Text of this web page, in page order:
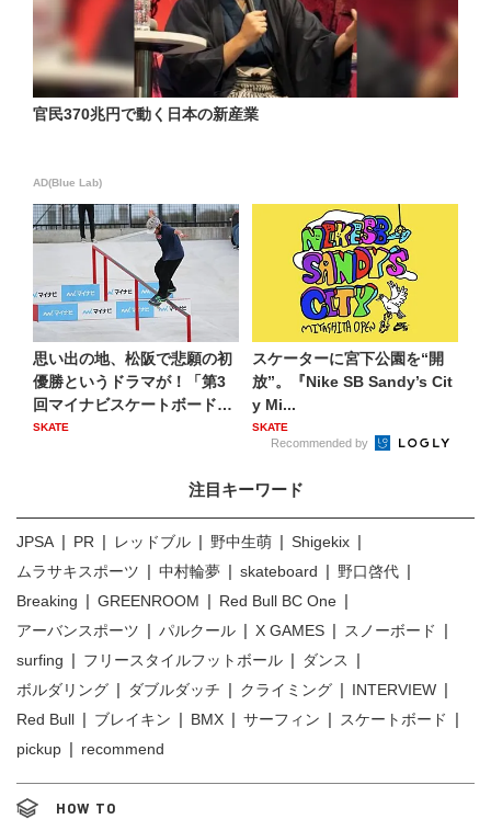
官民370兆円で動く日本の新産業
AD(Blue Lab)
思い出の地、松阪で悲願の初
優勝というドラマが！「第3
回マイナビスケートボード日
本...
SKATE
スケーターに宮下公園を“開
放”。『Nike SB Sandy’s Cit
y Mi...
SKATE
Recommended by
注目キーワード
JPSA PR レッドブル 野中生萌
Shigekix
ムラサキスポーツ
中村輪夢 skateboard
野口啓代
Breaking
GREENROOM
Red Bull BC One
アーバンスポーツ
パルクール X GAMES
スノーボード
surfing
フリースタイルフットボール
ダンス
ボルダリング
ダブルダッチ クライミング
INTERVIEW
Red Bull
ブレイキン BMX サーフィン
スケートボード
pickup
recommend
HOW TO